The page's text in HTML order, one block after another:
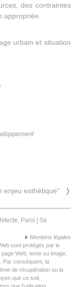
des contraintes
appropriée.
urbain et situation
enjeu esthétique" ❭
Paris | Se
Mentions légales
sont protégés par le
Web, texte ou image,
Par conséquent, la
de récupération ou la
que ce soit,